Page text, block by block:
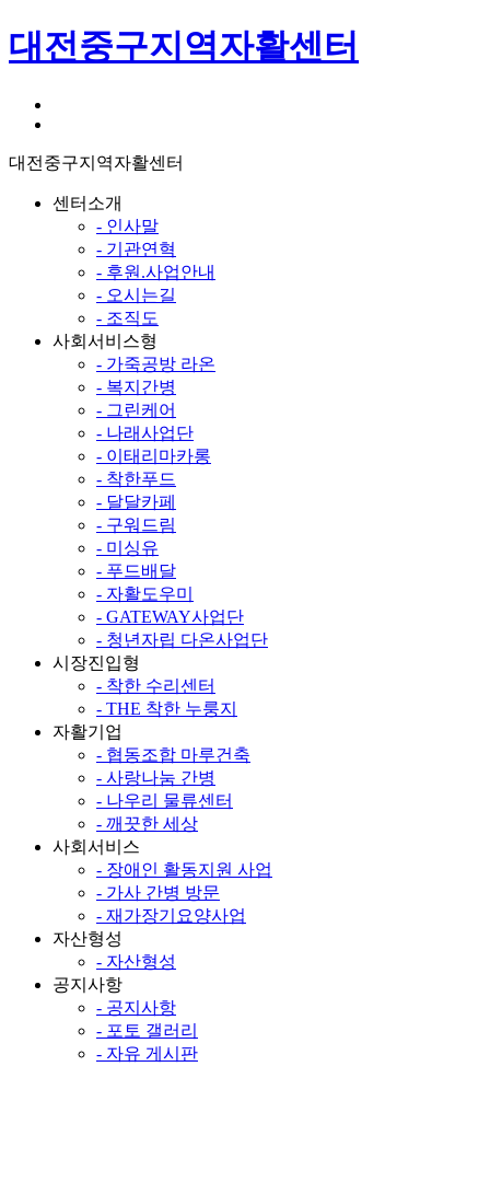
대전중구지역자활센터
대전중구지역자활센터
센터소개
- 인사말
- 기관연혁
- 후원.사업안내
- 오시는길
- 조직도
사회서비스형
- 가죽공방 라온
- 복지간병
- 그린케어
- 나래사업단
- 이태리마카롱
- 착한푸드
- 달달카페
- 구워드림
- 미싱유
- 푸드배달
- 자활도우미
- GATEWAY사업단
- 청년자립 다온사업단
시장진입형
- 착한 수리센터
- THE 착한 누룽지
자활기업
- 협동조합 마루건축
- 사랑나눔 간병
- 나우리 물류센터
- 깨끗한 세상
사회서비스
- 장애인 활동지원 사업
- 가사 간병 방문
- 재가장기요양사업
자산형성
- 자산형성
공지사항
- 공지사항
- 포토 갤러리
- 자유 게시판